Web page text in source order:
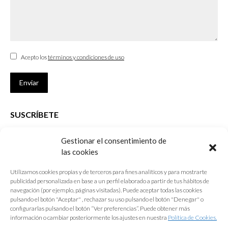
Gestionar el consentimiento de
las cookies
Utilizamos cookies propias y de terceros para fines analíticos y para mostrarte
publicidad personalizada en base a un perfil elaborado a partir de tus hábitos de
navegación (por ejemplo, páginas visitadas). Puede aceptar todas las cookies
pulsando el botón "Aceptar" , rechazar su uso pulsando el botón "Denegar" o
configurarlas pulsando el botón “Ver preferencias”. Puede obtener más
información o cambiar posteriormente los ajustes en nuestra Política de Cookies.
Acepto lostérminos y condiciones de uso
Enviar
SUSCRÍBETE
que desarrolla el Colegio de Arquitectos de Cádiz
E-mail *
Acepto lostérminos y condiciones de uso